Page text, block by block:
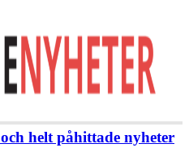
helt påhittade nyheter